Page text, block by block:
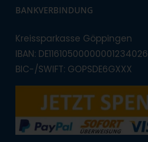
BANKVERBINDUNG
Kreissparkasse Göppingen
IBAN: DE11610500000001234026
BIC-/SWIFT: GOPSDE6GXXX